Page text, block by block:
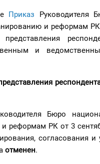
Приказ Руководителя
и реформам
и
Бюро
реформам РК от 3
согласования и
отменен.